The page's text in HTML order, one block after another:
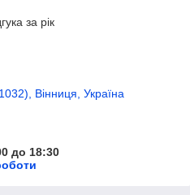
за рік
Вінниця, Україна
до 18:30